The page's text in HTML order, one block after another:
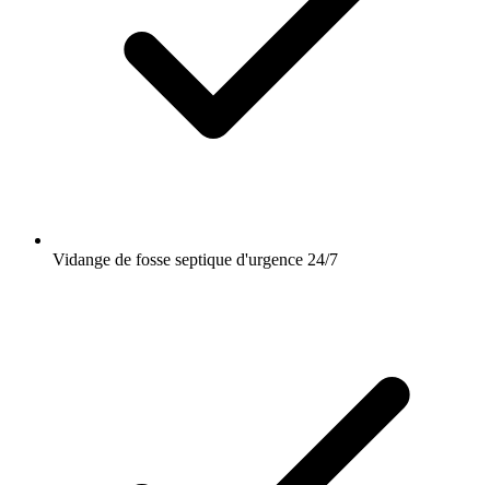
Vidange de fosse septique d'urgence 24/7